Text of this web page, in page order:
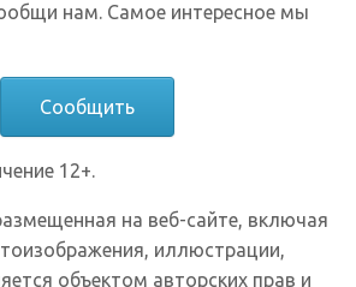
нам. Самое интересное мы
Сообщить
12+.
на веб-сайте, включая
иллюстрации,
объектом авторских прав и